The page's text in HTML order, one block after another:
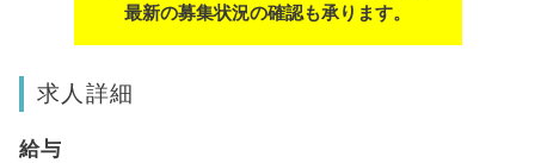
最新の募集状況の確認も承ります。
求人詳細
給与